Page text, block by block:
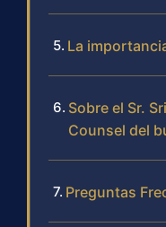
La
Sobre el Sr.
Counsel del
Preguntas